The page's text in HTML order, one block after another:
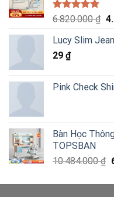
Được xếp
5 sao
6.820.000₫
là:
Lucy Slim
29 ₫
Pink Check
Bàn Học
TOPSBAN
10.484.000₫